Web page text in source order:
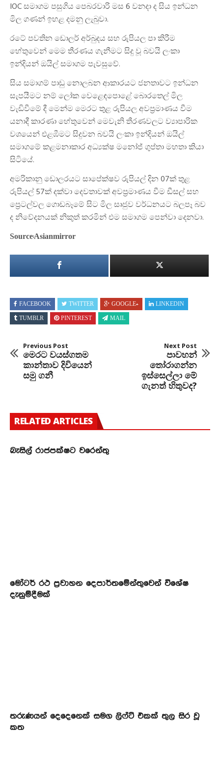
IOC සමාගම පසුගිය පෙබරවාරි මස 6 වනදා ද සිය ඉන්ධන
මිල ගණන් ඉහළ දමනු ලැබුවා.
රටේ පවතින ඩොලර් අර්බුදය සහ රුපියල පා කිරීම
හේතුවෙන් මෙම තීරණය ගැනීමට සිදු වූ බවයි ලංකා
ඉන්දියන් ඔයිල් සමාගම පැවසුවේ.
සිය සමාගම් පාඩු නොලබන ආකාරයට ජනතාවට ඉන්ධන
සැපයීමට නම් ලෝක වෙළෙඳපොළේ බොරතෙල් මිල
වැඩිවීමේ දී මෙන්ම මෙරට තුළ රුපියල අවප්‍රමාණය වීම
යනාදී කාරණා හේතුවෙන් මෙවැනි තීරණවලට ව්‍යාපාරික
වශයෙන් එළඹීමට සිදුවන බවයි ලංකා ඉන්දියන් ඔයිල්
සමාගමේ කළමනාකාර අධ්‍යක්ෂ මනෝජ් ගුප්තා මහතා කියා
සිටියේ.
අමරිකානු ඩොලරයට සාපේක්ෂව රුපියල් දින 07ක් තුළ
රුපියල් 57ක් දක්වා දෙවතාවක් අවප්‍රමාණය වීම ඩීසල් සහ
ප්‍රෙටල්වල ගොඩබෑමේ සිට මිල සෘජුව වර්ධනයට බලපෑ බව
ද නිවේදනයක් නිකුත් කරමින් එම සමාගම පෙන්වා දෙනවා.
Source:Asianmirror
FACEBOOK TWITTER GOOGLE+ LINKEDIN
TUMBLR PINTEREST MAIL
Previous Post
මෙරට වයස්ගතම
කාන්තාව දිවියෙන්
සමු ගනී
Next Post
පාවහන්
තෝරාගන්න
ඉස්සෙල්ලා මේ
ගැනත් හිතුවද?
RELATED ARTICLES
බැසිල් රාජපක්ෂට වරෙන්තු
මෝටර් රථ ප්‍රවාහන දෙපාර්තමේන්තුවෙන් විශේෂ
දැනුම්දීමක්
තරුණයන් දෙදෙනෙක් සමග ලිෆ්ට් එකක් තුල සිර වූ
කත